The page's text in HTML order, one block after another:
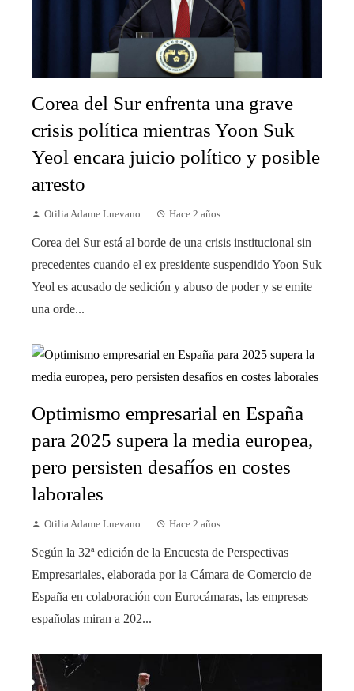
Corea del Sur enfrenta una grave
crisis política mientras Yoon Suk
Yeol encara juicio político y posible
arresto
Otilia Adame Luevano Hace 2 años
Corea del Sur está al borde de una crisis institucional sin
precedentes cuando el ex presidente suspendido Yoon Suk
Yeol es acusado de sedición y abuso de poder y se emite
una orde...
Optimismo empresarial en España
para 2025 supera la media europea,
pero persisten desafíos en costes
laborales
Otilia Adame Luevano Hace 2 años
Según la 32ª edición de la Encuesta de Perspectivas
Empresariales, elaborada por la Cámara de Comercio de
España en colaboración con Eurocámaras, las empresas
españolas miran a 202...